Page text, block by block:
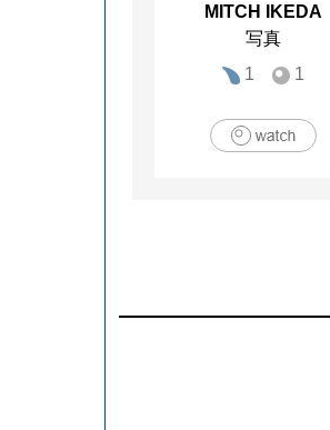
MITCH IKEDA
写真
1
1